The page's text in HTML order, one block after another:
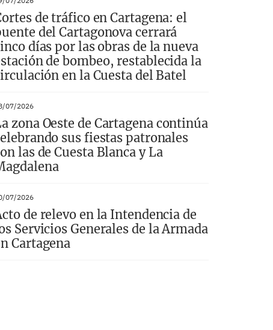
de tráfico en Cartagena: el
del Cartagonova cerrará
días por las obras de la nueva
de bombeo, restablecida la
en la Cuesta del Batel
07/2026
zona Oeste de Cartagena continúa
sus fiestas patronales
las de Cuesta Blanca y La
07/2026
de relevo en la Intendencia de
Servicios Generales de la Armada
Cartagena